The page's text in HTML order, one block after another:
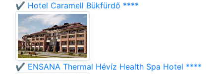
✔️ Hotel Caramell Bükfürdő ****
✔️ ENSANA Thermal Hévíz Health Spa Hotel ****